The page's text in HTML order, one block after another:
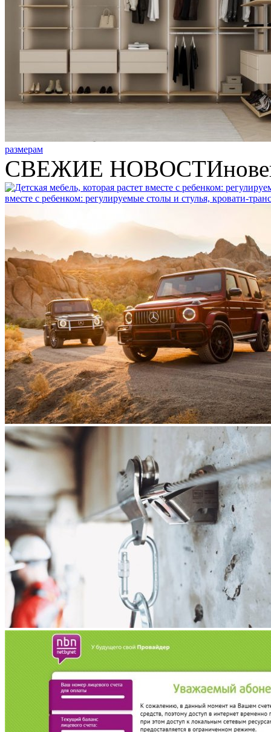
размерам
СВЕЖИЕ НОВОСТИ
вместе с ребенком: регулируемые столы и стулья, кровати-